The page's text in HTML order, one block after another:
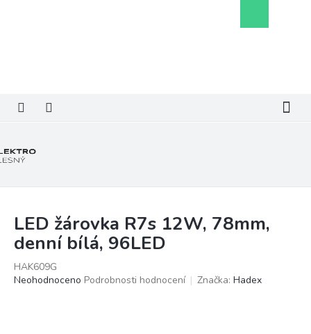
košík
LED žárovka R7s 12W, 78mm,
denní bílá, 96LED
HAK609G
Průměrné
Neohodnoceno Podrobnosti hodnocení Značka: Hadex